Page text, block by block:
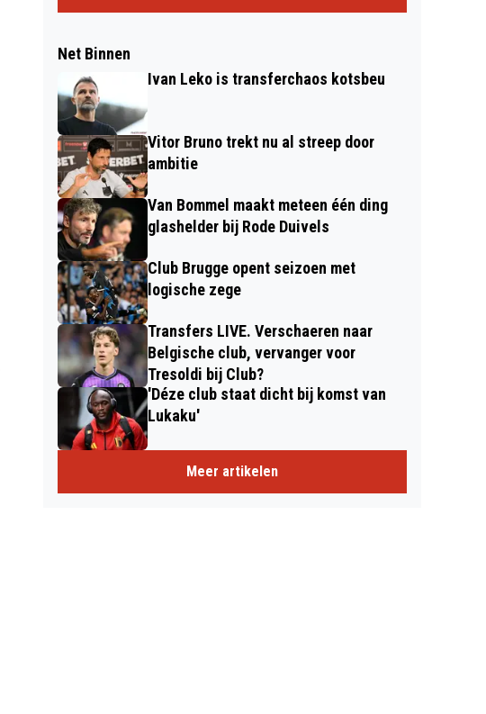
Net Binnen
Ivan Leko is transferchaos kotsbeu
Vitor Bruno trekt nu al streep door
ambitie
Van Bommel maakt meteen één ding
glashelder bij Rode Duivels
Club Brugge opent seizoen met
logische zege
Transfers LIVE. Verschaeren naar
Belgische club, vervanger voor
Tresoldi bij Club?
'Déze club staat dicht bij komst van
Lukaku'
Meer artikelen